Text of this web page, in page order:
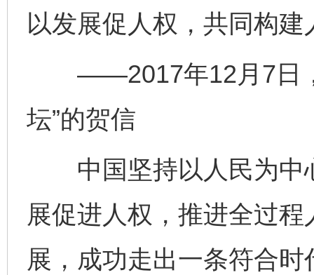
以发展促人权，共同构
——2017年12月7日，
坛”的贺信
中国坚持以人民为中
展促进人权，推进全过
展，成功走出一条符合